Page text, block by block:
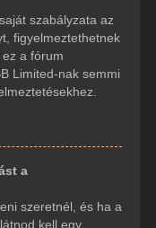
szabályzata az
figyelmeztethetnek
a fórum
Limited-nak semmi
a
szeretnél, és ha a
kell egy